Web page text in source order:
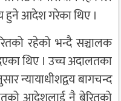
हुने आदेश गरेका थिए ।
रहेको भन्दै सञ्चालक
थिए । उच्च अदालतका
न्यायाधीशद्वय बागचन्द